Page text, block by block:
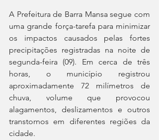
A Prefeitura de Barra Mansa segue com
uma grande força-tarefa para minimizar
os impactos causados pelas fortes
precipitações registradas na noite de
segunda-feira (09). Em cerca de três
horas, o município registrou
aproximadamente 72 milímetros de
chuva, volume que provocou
alagamentos, deslizamentos e outros
transtornos em diferentes regiões da
cidade.